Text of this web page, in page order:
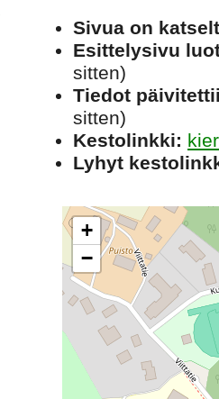
Sivua on
Esittelysivu
sitten)
Tiedot
sitten)
Kestolinkki:
Lyhyt
+
−